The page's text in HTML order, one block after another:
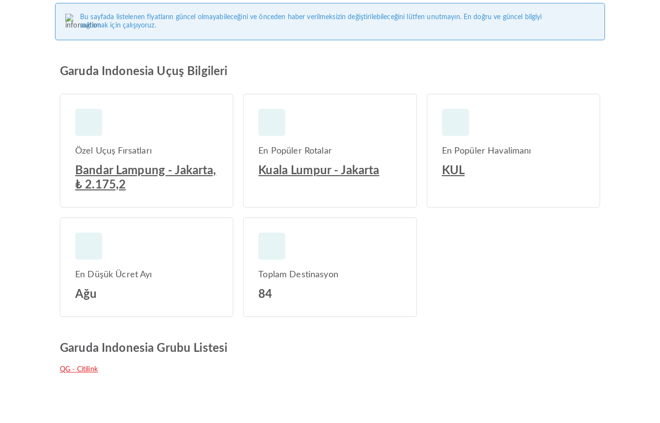
Bu sayfada listelenen fiyatların güncel olmayabileceğini ve önceden haber verilmeksizin değiştirilebileceğini lütfen unutmayın. En doğru ve güncel bilgiyi
sağlamak için çalışıyoruz.
Garuda Indonesia Uçuş Bilgileri
Özel Uçuş Fırsatları
Bandar Lampung - Jakarta,
₺ 2.175,2
En Popüler Rotalar
Kuala Lumpur - Jakarta
En Popüler Havalimanı
KUL
En Düşük Ücret Ayı
Ağu
Toplam Destinasyon
84
Garuda Indonesia Grubu Listesi
QG - Citilink